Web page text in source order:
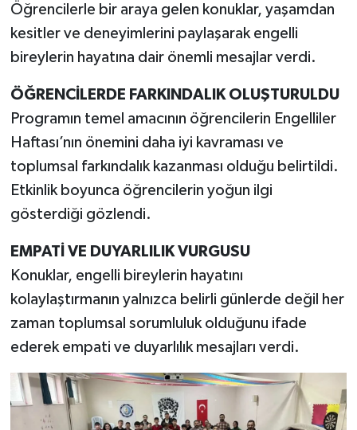
Öğrencilerle bir araya gelen konuklar, yaşamdan
kesitler ve deneyimlerini paylaşarak engelli
bireylerin hayatına dair önemli mesajlar verdi.
ÖĞRENCİLERDE FARKINDALIK OLUŞTURULDU
Programın temel amacının öğrencilerin Engelliler
Haftası’nın önemini daha iyi kavraması ve
toplumsal farkındalık kazanması olduğu belirtildi.
Etkinlik boyunca öğrencilerin yoğun ilgi
gösterdiği gözlendi.
EMPATİ VE DUYARLILIK VURGUSU
Konuklar, engelli bireylerin hayatını
kolaylaştırmanın yalnızca belirli günlerde değil her
zaman toplumsal sorumluluk olduğunu ifade
ederek empati ve duyarlılık mesajları verdi.